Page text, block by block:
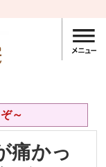
～
痛かっ